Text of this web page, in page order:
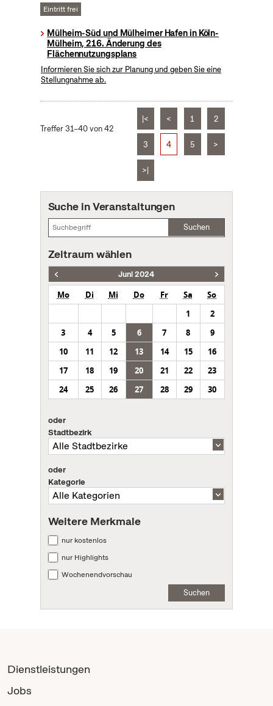
Eintritt frei
Mülheim-Süd und Mülheimer Hafen in Köln-
Mülheim, 216. Änderung des
Flächennutzungsplans
Informieren Sie sich zur Planung und geben Sie eine
Stellungnahme ab.
Treffer 31–40 von 42
|< < 1 2
3 4 5 >
>|
Suche in Veranstaltungen
Suchen
Zeitraum wählen
Juni 2024
Mo Di Mi Do Fr Sa
So
1
2
3
4 5 6 7 8
9
10
11 12 13 14 15
16
17
18 19 20 21 22
23
24
25 26 27 28 29 30
oder
Stadtbezirk
oder
Kategorie
Weitere Merkmale
nur kostenlos
nur Highlights
Wochenendvorschau
Suchen
Dienstleistungen
Jobs